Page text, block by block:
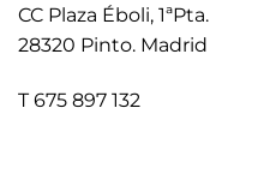
CC Plaza Éboli, 1ªPta.
28320 Pinto. Madrid
T 675 897 132